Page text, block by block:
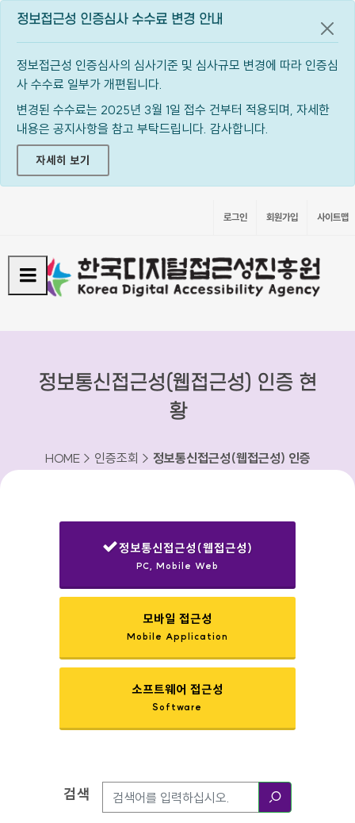
정보접근성 인증심사 수수료 변경 안내
정보접근성 인증심사의 심사기준 및 심사규모 변경에 따라 인증심
사 수수료 일부가 개편됩니다.
변경된 수수료는 2025년 3월 1일 접수 건부터 적용되며, 자세한
내용은 공지사항을 참고 부탁드립니다. 감사합니다.
자세히 보기
공지
로그인 회원가입 사이트맵
정보통신접근성(웹접근성) 인증 현
황
HOME > 인증조회 > 정보통신접근성(웹접근성) 인증
정보통신접근성(웹접근성)
PC, Mobile Web
모바일 접근성
Mobile Application
소프트웨어 접근성
Software
검색옵션
검색